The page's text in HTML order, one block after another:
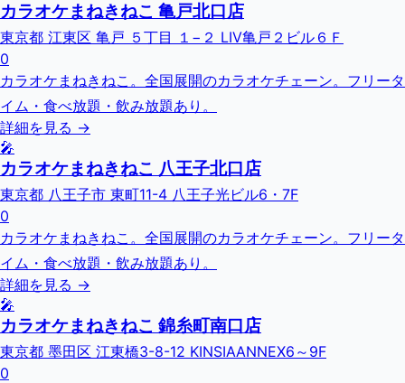
カラオケまねきねこ 亀戸北口店
東京都 江東区 亀戸 ５丁目 １−２ LIV亀戸２ビル６Ｆ
0
カラオケまねきねこ。全国展開のカラオケチェーン。フリータ
イム・食べ放題・飲み放題あり。
詳細を見る →
🎤
カラオケまねきねこ 八王子北口店
東京都 八王子市 東町11-4 八王子光ビル6・7F
0
カラオケまねきねこ。全国展開のカラオケチェーン。フリータ
イム・食べ放題・飲み放題あり。
詳細を見る →
🎤
カラオケまねきねこ 錦糸町南口店
東京都 墨田区 江東橋3-8-12 KINSIAANNEX6～9F
0